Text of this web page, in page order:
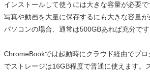
インストールして使うには大きな容量が必要
写真や動画を大量に保存するにも大きな容量
パソコンの場合、通常は500GBあれば充分です
ChromeBookでは起動時にクラウド経由でプ
でストレージは16GB程度で普通に使えます。